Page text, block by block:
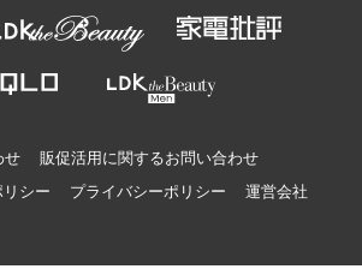
せ
販促活用に関するお問い合わせ
シー
プライバシーポリシー 運営会社